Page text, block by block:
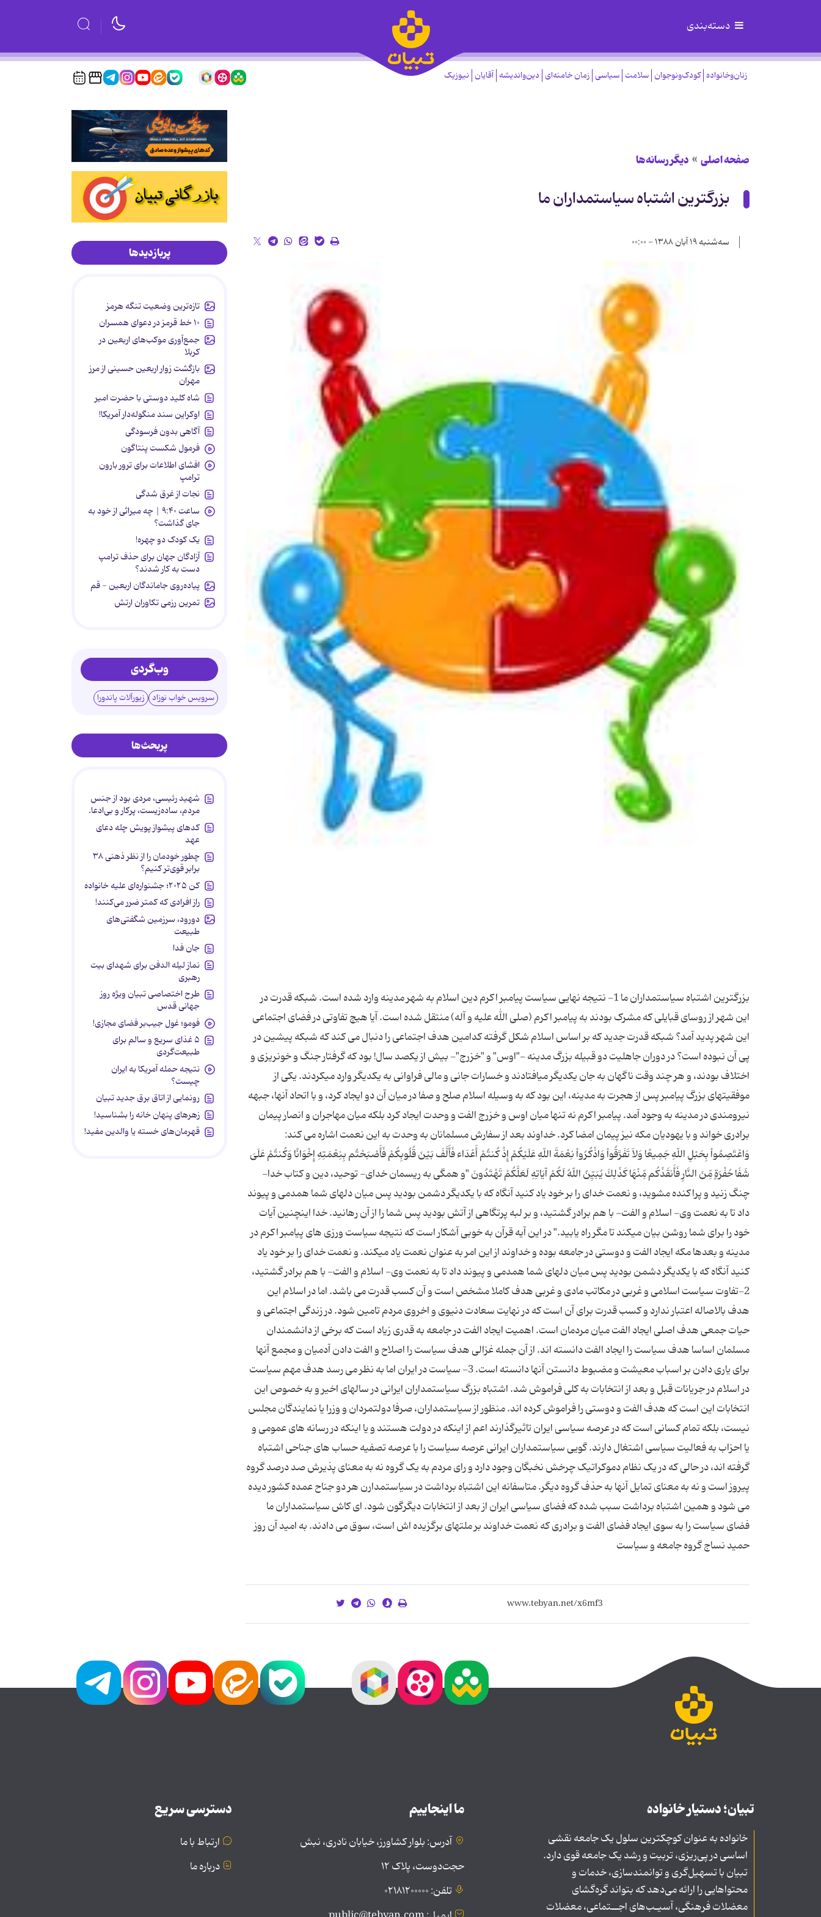
دسته‌بندی
زنان‌وخانواده کودک‌ونوجوان سلامت سیاسی زمان خامنه‌ای دین‌واندیشه آقایان نیوزیک
صفحه اصلی دیگر رسانه‌ها
بزرگترین اشتباه سیاستمداران ما
سه‌شنبه ۱۹ آبان ۱۳۸۸ - ۰۰:۰۰
بزرگترین اشتباه سیاستمداران ما 1- نتیجه نهایی سیاست پیامبر اکرم دین اسلام به شهر مدینه وارد شده است. شبکه قدرت در
این شهر از روسای قبایلی که مشرک بودند به پیامبر اکرم (صلی الله علیه و آله) منتقل شده است. آیا هیچ تفاوتی در فضای اجتماعی
این شهر پدید آمد؟ شبکه قدرت جدید که بر اساس اسلام شکل گرفته کدامین هدف اجتماعی را دنبال می کند که شبکه پیشین در
پی آن نبوده است؟ در دوران جاهلیت دو قبیله بزرگ مدینه -"اوس" و "خزرج"- بیش از یكصد سال! بود که گرفتار جنگ و خون‏ریزى و
اختلاف بودند، و هر چند وقت ناگهان به جان یكدیگر مى‏افتادند و خسارات جانى و مالى فراوانى به یكدیگر وارد مى‏كردند. یكى از
موفقیتهاى بزرگ پیامبر پس از هجرت به مدینه، این بود كه به وسیله اسلام صلح و صفا در میان آن دو ایجاد كرد، و با اتحاد آنها، جبهه
نیرومندى در مدینه به وجود آمد. پیامبر اکرم نه تنها میان اوس و خزرج الفت و وحدت ایجاد کرد بلکه میان مهاجران و انصار پیمان
برادری خواند و با یهودیان مکه نیز پیمان امضا کرد. خداوند بعد از سفارش مسلمانان به وحدت به این نعمت اشاره می کند:
وَاعْتَصِمُواْ بِحَبْلِ اللّهِ جَمِیعًا وَلاَ تَفَرَّقُواْ وَاذْكُرُواْ نِعْمَةَ اللّهِ عَلَیْكُمْ إِذْ كُنتُمْ أَعْدَاء فَأَلَّفَ بَیْنَ قُلُوبِكُمْ فَأَصْبَحْتُم بِنِعْمَتِهِ إِخْوَانًا وَكُنتُمْ عَلَىَ
شَفَا حُفْرَةٍ مِّنَ النَّارِ فَأَنقَذَكُم مِّنْهَا كَذَلِكَ یُبَیِّنُ اللّهُ لَكُمْ آیَاتِهِ لَعَلَّكُمْ تَهْتَدُونَ "و همگى به ریسمان خداى- توحید، دین و كتاب خدا-
چنگ زنید و پراكنده مشوید، و نعمت خداى را بر خود یاد كنید آنگاه كه با یكدیگر دشمن بودید پس میان دلهاى شما همدمى و پیوند
داد تا به نعمت وى- اسلام و الفت- با هم برادر گشتید، و بر لبه پرتگاهى از آتش بودید پس شما را از آن رهانید. خدا اینچنین آیات
خود را براى شما روشن بیان مى‏كند تا مگر راه یابید." در این آیه قرآن به خوبی آشکار است که نتیجه سیاست ورزی های پیامبر اکرم در
مدینه و بعدها مکه ایجاد الفت و دوستی در جامعه بوده و خداوند از این امر به عنوان نعمت یاد میکند. و نعمت خداى را بر خود یاد
كنید آنگاه كه با یكدیگر دشمن بودید پس میان دلهاى شما همدمى و پیوند داد تا به نعمت وى- اسلام و الفت- با هم برادر گشتید،
2-تفاوت سیاست اسلامی و غربی در مکاتب مادی و غربی هدف کاملا مشخص است و آن کسب قدرت می باشد. اما در اسلام این
هدف بالاصاله اعتبار ندارد و کسب قدرت برای آن است که در نهایت سعادت دنیوی و اخروی مردم تامین شود. در زندگی اجتماعی و
حیات جمعی هدف اصلی ایجاد الفت میان مردمان است. اهمیت ایجاد الفت در جامعه به قدری زیاد است که برخی از دانشمندان
مسلمان اساسا هدف سیاست را ایجاد الفت دانسته اند. از آن جمله غزالی هدف سیاست را اصلاح و الفت دادن آدمیان و مجمع آنها
برای یاری دادن بر اسباب معیشت و مضبوط دانستن آنها دانسته است. 3- سیاست در ایران اما به نظر می رسد هدف مهم سیاست
در اسلام در جریانات قبل و بعد از انتخابات به کلی فراموش شد. اشتباه بزرگ سیاستمداران ایرانی در سالهای اخیر و به خصوص این
انتخابات این است که هدف الفت و دوستی را فراموش کرده اند. منظور از سیاستمداران، صرفا دولتمردان و وزرا یا نمایندگان مجلس
نیست، بلکه تمام کسانی است که در عرصه سیاسی ایران تاثیرگذارند اعم از اینکه در دولت هستند و یا اینکه در رسانه های عمومی و
یا احزاب به فعالیت سیاسی اشتغال دارند. گویی سیاستمداران ایرانی عرصه سیاست را با عرصه تصفیه حساب های جناحی اشتباه
گرفته اند، در حالی که در یک نظام دموکراتیک چرخش نخبگان وجود دارد و رای مردم به یک گروه نه به معنای پذیرش صد درصد گروه
پیروز است و نه به معنای تمایل آنها به حذف گروه دیگر. متاسفانه این اشتباه برداشت در سیاستمدارن هر دو جناح عمده کشور دیده
می شود و همین اشتباه برداشت سبب شده که فضای سیاسی ایران از بعد از انتخابات دیگرگون شود. ای کاش سیاستمداران ما
فضای سیاست را به سوی ایجاد فضای الفت و برادری که نعمت خداوند بر ملتهای برگزیده اش است، سوق می دادند. به امید آن روز
حمید نساج گروه جامعه و سیاست
پربازدیدها
تازه‌ترین وضعیت تنگه هرمز
۱۰ خط قرمز در دعوای همسران
جمع‌آوری موکب‌های اربعین در
کربلا
بازگشت زوار اربعین حسینی از مرز
مهران
شاه کلید دوستی با حضرت امیر
اوکراین سند منگوله‌دار آمریکا!
آگاهی بدون فرسودگی
فرمول شکست پنتاگون
افشای اطلاعات برای ترور بارون
ترامپ
نجات از غرق شدگی
ساعت ۹:۴۰ | چه میراثی از خود به
جای گذاشت؟
یک کودک دو چهره!
آزادگان جهان برای حذف ترامپ
دست به کار شدند؟
پیاده‌روی جاماندگان اربعین - قم
تمرین رزمی تکاوران ارتش
وب‌گردی
سرویس خواب نوزاد زیورآلات پاندورا
پربحث‌ها
شهید رئیسی، مردی بود از جنس
مردم، ساده‌زیست، پرکار و بی‌ادعا.
کدهای پیشواز پویش چله دعای
عهد
چطور خودمان را از نظر ذهنی ۳۸
برابر قوی‌تر کنیم؟
کن ۲۰۲۵؛ جشنواره‌ای علیه خانواده
راز افرادی که کمتر ضرر می‌کنند!
دورود، سرزمین شگفتی‌های
طبیعت
جان فدا
نماز لیله الدفن برای شهدای بیت
رهبری
طرح اختصاصی تبیان ویژه روز
جهانی قدس
فومو؛ غول جیب‌بر فضای مجازی!
۵ غذای سریع و سالم برای
طبیعت‌گردی
نتیجه حمله آمریکا به ایران
چیست؟
رونمایی از اتاق برق جدید تبیان
زهرهای پنهان خانه را بشناسید!
قهرمان‌های خسته یا والدین مفید!
تبیان؛ دستیار خانواده
خانواده به عنوان کوچکترین سلول یک جامعه نقشی
اساسی در پی‌ریزی، تربیت و رشد یک جامعه قوی دارد.
تبیان با تسهیل‌گری و توانمندسازی، خدمات و
محتواهایی را ارائه می‌دهد که بتواند گره‌گشای
معضلات فرهنگی، آسیـب‌های اجــتماعی، معضلات
ما اینجاییم
آدرس: بلوار کشاورز، خیابان نادری، نبش
حجت‌دوست، پلاک ۱۲
تلفن: ۰۲۱۸۱۲۰۰۰۰۰
دسترسی سریع
ارتباط با ما
درباره ما